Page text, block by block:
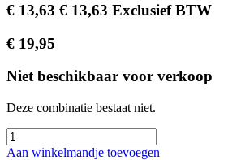
€ 13,63 €13,63 Exclusief BTW
€ 19,95
Niet beschikbaar voor verkoop
Deze combinatie bestaat niet.
Aan winkelmandje toevoegen